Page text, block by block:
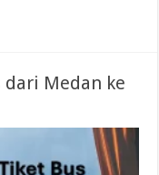
dari Medan ke